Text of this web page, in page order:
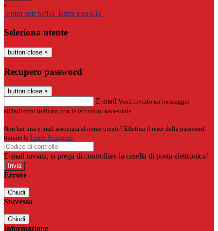
-
Entra con SPID Entra con CIE
Seleziona utente
button close ×
Recupero password
button close ×
E-mail Verrà inviato un messaggio
all'indirizzo indicato con le istruzioni necessarie.
Non hai una e-mail associata al nome utente? Effettua il reset della password
tramite la Login Spaggiari
E-mail inviata, si prega di controllare la casella di posta elettronica!
Errore
Chiudi
Successo
Chiudi
Informazione